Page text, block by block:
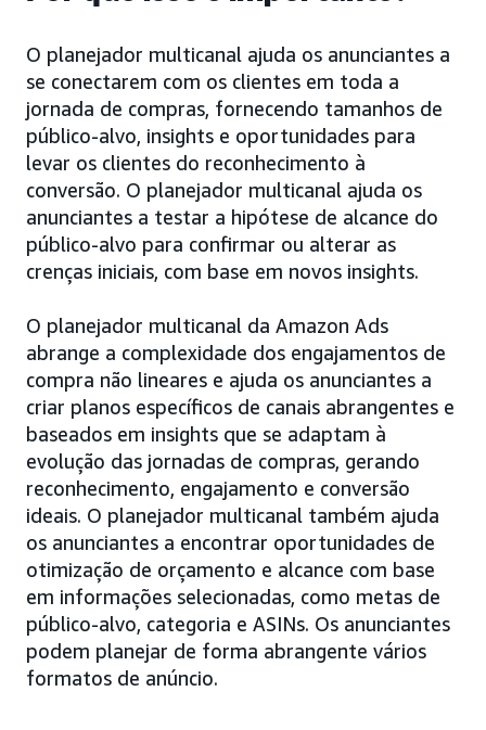
O planejador multicanal ajuda os anunciantes a
se conectarem com os clientes em toda a
jornada de compras, fornecendo tamanhos de
público-alvo, insights e oportunidades para
levar os clientes do reconhecimento à
conversão. O planejador multicanal ajuda os
anunciantes a testar a hipótese de alcance do
público-alvo para confirmar ou alterar as
crenças iniciais, com base em novos insights.
O planejador multicanal da Amazon Ads
abrange a complexidade dos engajamentos de
compra não lineares e ajuda os anunciantes a
criar planos específicos de canais abrangentes e
baseados em insights que se adaptam à
evolução das jornadas de compras, gerando
reconhecimento, engajamento e conversão
ideais. O planejador multicanal também ajuda
os anunciantes a encontrar oportunidades de
otimização de orçamento e alcance com base
em informações selecionadas, como metas de
público-alvo, categoria e ASINs. Os anunciantes
podem planejar de forma abrangente vários
formatos de anúncio.